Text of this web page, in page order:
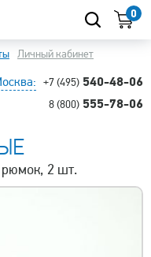
0
Личный кабинет
+7 (495) 540-48-06
8 (800) 555-78-06
рюмок, 2 шт.